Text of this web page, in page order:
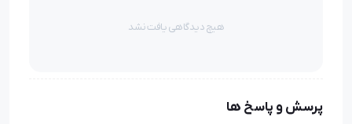
هیچ دیدگاهی یافت نشد
پرسش و پاسخ ها